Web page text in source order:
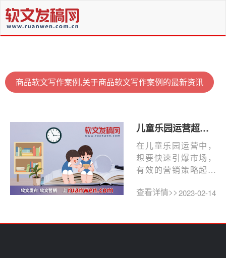
商品软文写作案例,关于商品软文写作案例的最新资讯
儿童乐园运营超实用的4个经营技巧，你知道几个？
在儿童乐园运营中，
想要快速引爆市场，
有效的营销策略起着
编为大家分享几个超
查看详情>>2023-02-14